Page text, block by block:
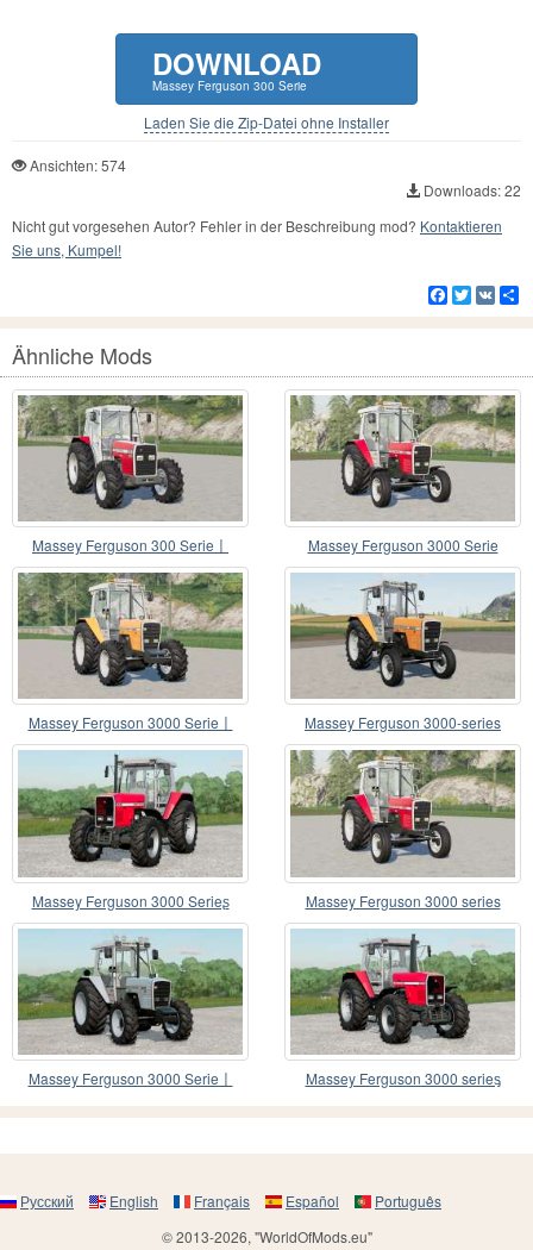
DOWNLOAD
Massey Ferguson 300 Serie
Laden Sie die Zip-Datei ohne Installer
Ansichten: 574
Downloads: 22
Nicht gut vorgesehen Autor? Fehler in der Beschreibung mod? Kontaktieren
Sie uns, Kumpel!
Facebook
Twitter
VK
Ähnliche Mods
Massey Ferguson 300 Serie〡
Engine Auswahl
Massey Ferguson 3000 Serie
Massey Ferguson 3000 Serie〡
animiertes Armaturenb
Massey Ferguson 3000-series
Massey Ferguson 3000 Serieʂ Massey Ferguson 3000 series
Massey Ferguson 3000 Serie〡
Massey Ferguson 3000 serieᶊ
Русский English Français Español
Português
© 2013-2026, "WorldOfMods.eu"